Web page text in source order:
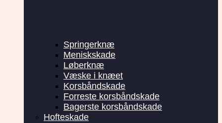
Springerknæ
Meniskskade
Løberknæ
Væske i knæet
Korsbåndskade
Forreste korsbåndskade
Bagerste korsbåndskade
Hofteskade